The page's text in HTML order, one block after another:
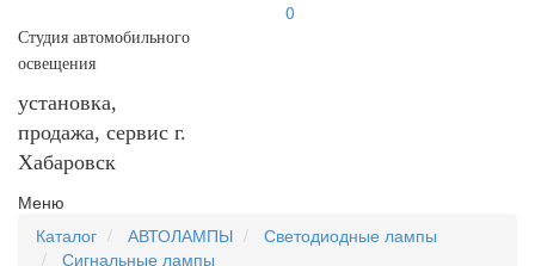
Студия автомобильного
освещения
установка,
продажа, сервис г.
Хабаровск
0
Меню
Каталог
АВТОЛАМПЫ
Светодиодные лампы
Сигнальные лампы